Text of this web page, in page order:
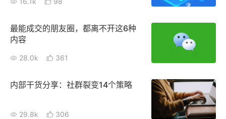
最能成交的朋友圈，都离不开这6种
内容
28.0k 361
内部干货分享：社群裂变14个策略
29.8k 306